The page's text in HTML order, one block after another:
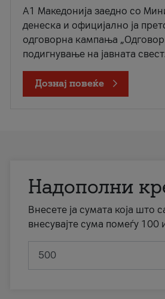
A1 Македонија заедно со
денеска и официјално ја
одговорна кампања
подигнување на јавната
Дознај повеќе
Надополни
Внесете ја сумата која што
внесувајте сума помеѓу